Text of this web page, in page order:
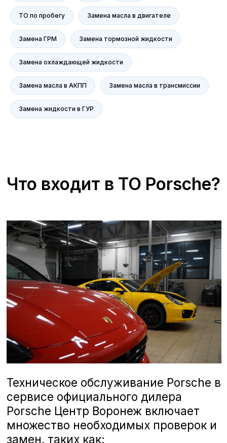
Замена рулевой тяги
Замена рулевых наконечников
Замена пыльника/отбойника
Замена опоры стойки/амортизатора
Замена пыльника ШРУСа приводного вала
Замена подшипника ступицы
Замена масла
ТО по пробегу Замена масла в двигателе
Замена ГРМ Замена тормозной жидкости
Замена охлаждающей жидкости
Замена масла в АКПП Замена масла в трансмиссии
Замена жидкости в ГУР
работы систем.
Porsche Центр Воронеж (входит в ГК
«А-Драйв») — это идеальное место
для поддержания автомобиля в
отличном состоянии. Мы заботимся
о каждом клиенте, предлагаем
прозрачные условия и всегда готовы
помочь. Запишитесь на ТО прямо
сейчас и воспользуйтесь нашими
спецпредложениями, чтобы
сохранить ваш автомобиль в
первозданном виде.
Porsche